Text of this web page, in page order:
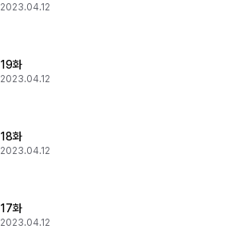
2023.04.12
19화
2023.04.12
18화
2023.04.12
17화
2023.04.12